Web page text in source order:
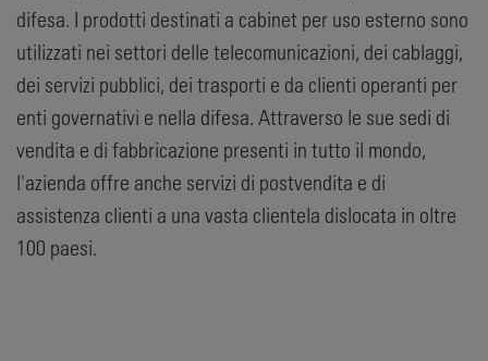
difesa. I prodotti destinati a cabinet per uso esterno sono
utilizzati nei settori delle telecomunicazioni, dei cablaggi,
dei servizi pubblici, dei trasporti e da clienti operanti per
enti governativi e nella difesa. Attraverso le sue sedi di
vendita e di fabbricazione presenti in tutto il mondo,
l'azienda offre anche servizi di postvendita e di
assistenza clienti a una vasta clientela dislocata in oltre
100 paesi.